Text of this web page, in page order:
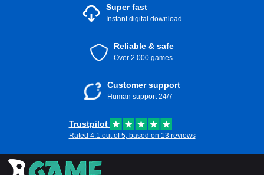
Super fast
Instant digital download
Reliable & safe
Over 2.000 games
Customer support
Human support 24/7
Trustpilot
Rated 4.1 out of 5, based on 13 reviews